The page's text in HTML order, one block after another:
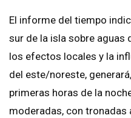
El informe del tiempo
sur de la isla sobre aguas
los efectos locales y la
del este/noreste,
primeras horas de la
moderadas, con